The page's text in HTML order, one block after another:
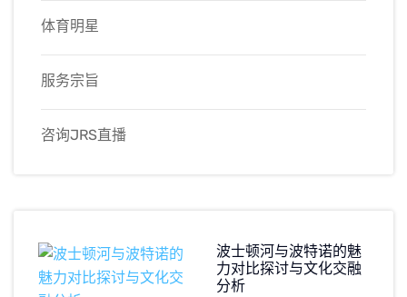
体育明星
服务宗旨
咨询JRS直播
波士顿河与波特诺的魅
力对比探讨与文化交融
分析